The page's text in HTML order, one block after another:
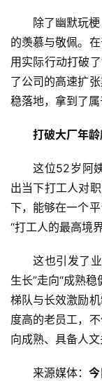
商
业
科
技
经
教
育
除了幽默玩
的羡慕与敬佩。
用实际行动打破
了公司的高速扩
稳落地，拿到了属
打破大厂年
这位52岁阿
出当下打工人对
下，能够在一个
“打工人的最高境界
这也引发了
生长”走向“成熟
梯队与长效激励
度高的老员工，
向成熟、具备人文
来源媒体：